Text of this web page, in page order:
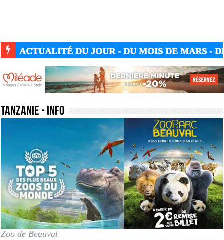
ACTUALITÉ GUERRE UKRAINE-RUSSIE
tanzanie - Info
Zoo de Beauval